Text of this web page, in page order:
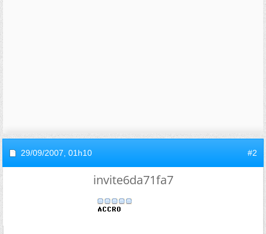
29/09/2007, 01h10 #2
invite6da71fa7